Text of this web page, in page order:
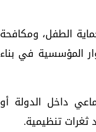
الطفل، ومكافحة
المؤسسية في بناء
داخل الدولة أو
تنظيمية.